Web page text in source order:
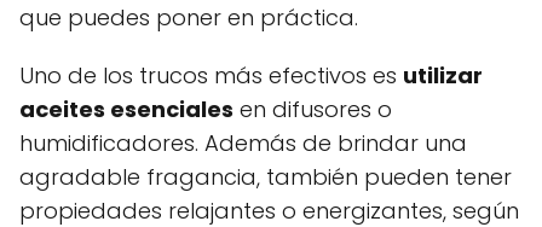
que puedes poner en práctica.
Uno de los trucos más efectivos es utilizar
aceites esenciales en difusores o
humidificadores. Además de brindar una
agradable fragancia, también pueden tener
propiedades relajantes o energizantes, según